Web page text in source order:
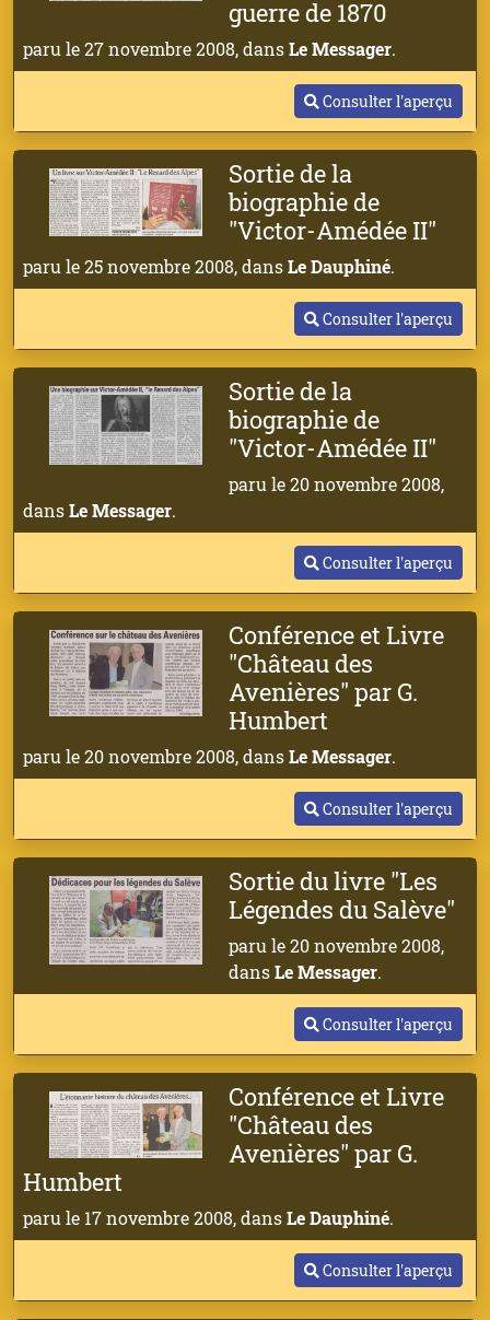
guerre de 1870
paru le 27 novembre 2008, dansLe Messager.
Consulter l'aperçu
Sortie de la
biographie de
"Victor-Amédée II"
paru le 25 novembre 2008, dansLe Dauphiné.
Consulter l'aperçu
Sortie de la
biographie de
"Victor-Amédée II"
paru le 20 novembre 2008,
dansLe Messager.
Consulter l'aperçu
Conférence et Livre
"Château des
Avenières" par G.
Humbert
paru le 20 novembre 2008, dansLe Messager.
Consulter l'aperçu
Sortie du livre "Les
Légendes du Salève"
paru le 20 novembre 2008,
dansLe Messager.
Consulter l'aperçu
Conférence et Livre
"Château des
Avenières" par G.
Humbert
paru le 17 novembre 2008, dansLe Dauphiné.
Consulter l'aperçu